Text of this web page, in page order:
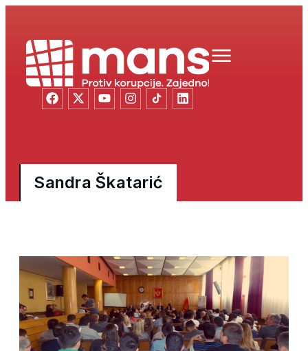
Sandra Škatarić